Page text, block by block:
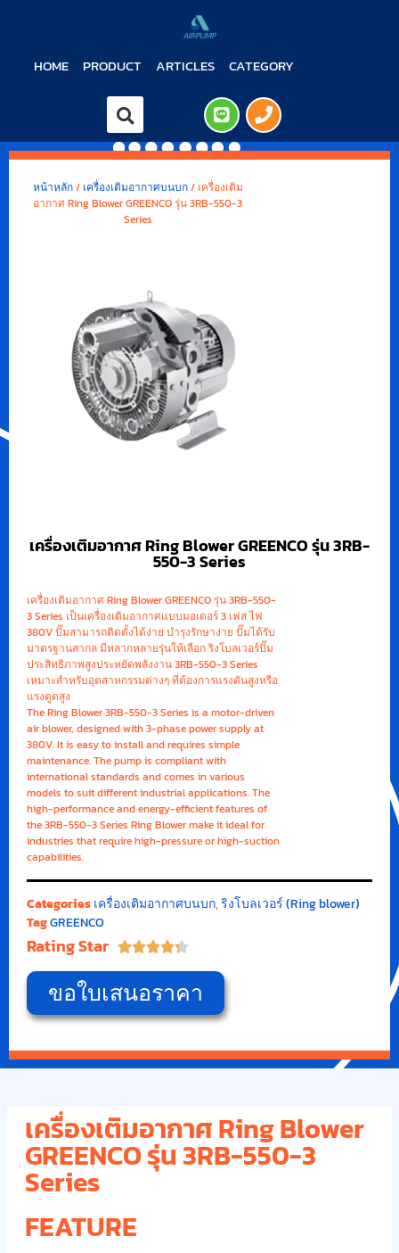
HOME PRODUCT ARTICLES CATEGORY
หน้าหลัก/ เครื่องเติมอากาศบนบก/ เครื่องเติม
อากาศ Ring Blower GREENCO รุ่น 3RB-550-3
Series
เครื่องเติมอากาศ Ring Blower GREENCO รุ่น 3RB-
550-3 Series
เครื่องเติมอากาศ Ring Blower GREENCO รุ่น 3RB-550-
3 Series เป็นเครื่องเติมอากาศแบบมอเตอร์ 3 เฟส ไฟ
380V ปั๊มสามารถติดตั้งได้ง่าย บำรุงรักษาง่าย ปั๊มได้รับ
มาตรฐานสากล มีหลากหลายรุ่นให้เลือก ริงโบลเวอร์ปั๊ม
ประสิทธิภาพสูงประหยัดพลังงาน 3RB-550-3 Series
เหมาะสำหรับอุตสาหกรรมต่างๆ ที่ต้องการแรงดันสูงหรือ
แรงดูดสูง
The Ring Blower 3RB-550-3 Series is a motor-driven
air blower, designed with 3-phase power supply at
380V. It is easy to install and requires simple
maintenance. The pump is compliant with
international standards and comes in various
models to suit different industrial applications. The
high-performance and energy-efficient features of
the 3RB-550-3 Series Ring Blower make it ideal for
industries that require high-pressure or high-suction
capabilities.
Categoriesเครื่องเติมอากาศบนบก,ริงโบลเวอร์ (Ring blower)
TagGREENCO
Rating Star 
ขอใบเสนอราคา
เครื่องเติมอากาศ Ring Blower
GREENCO รุ่น 3RB-550-3
Series
FEATURE